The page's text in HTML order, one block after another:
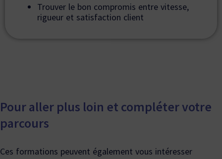
Trouver le bon compromis entre vitesse,
rigueur et satisfaction client
Pour aller plus loin et compléter votre
parcours
Ces formations peuvent également vous intéresser